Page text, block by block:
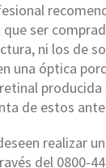
ser
ni los de
una óptica
producida
de estos
realizar
del 0800-